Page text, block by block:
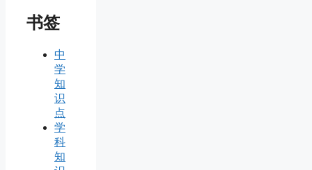
书签
中
学
知
识
点
学
科
知